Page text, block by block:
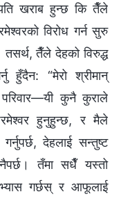
खराब हुन्छ कि तैँले
विरोध गर्न सुरु
तसर्थ, तैँले देहको विरुद्ध
हुँदैन: “मेरो श्रीमान्
परिवार—यी कुनै कुराले
हुनुहुन्छ, र मैले
देहलाई सन्तुष्ट
तँमा सधैँ यस्तो
गर्छस् र आफूलाई